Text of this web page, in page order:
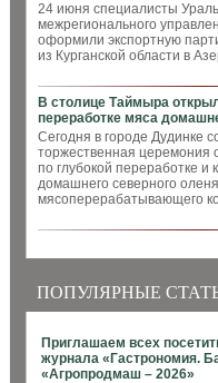
24 июня специалисты
межрегионального
оформили экспортную
из Курганской области в
В столице Таймыра
переработке мяса
Сегодня в городе Дудинке
торжественная церемония
по глубокой переработке и
домашнего северного оленя
мясоперерабатывающего
ПОПУЛЯРНЫЕ
Приглашаем всех
журнала «Гастрономия.
«Агропродмаш – 2026»